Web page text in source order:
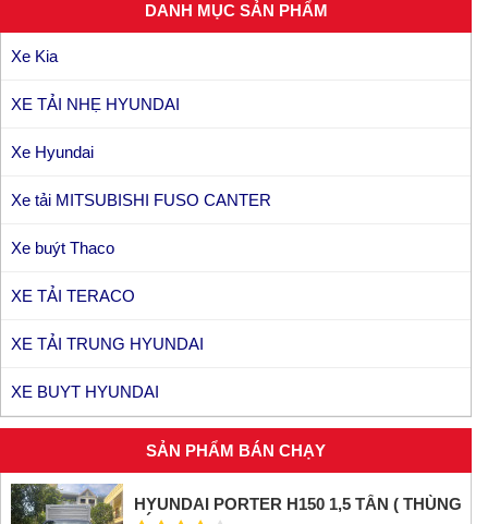
DANH MỤC SẢN PHẨM
Xe Kia
XE TẢI NHẸ HYUNDAI
Xe Hyundai
Xe tải MITSUBISHI FUSO CANTER
Xe buýt Thaco
XE TẢI TERACO
XE TẢI TRUNG HYUNDAI
XE BUYT HYUNDAI
SẢN PHẨM BÁN CHẠY
HYUNDAI PORTER H150 1,5 TẤN ( THÙNG